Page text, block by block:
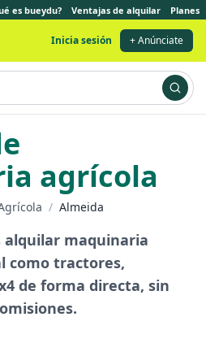
es bueydu? Ventajas de alquilar Planes
Inicia sesión + Anúnciate
agrícola
/ Almeida
alquilar maquinaria
como tractores,
de forma directa, sin